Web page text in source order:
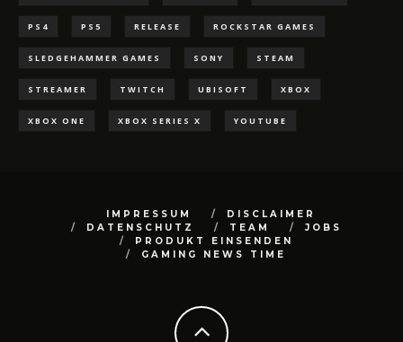
PS4 PS5 RELEASE ROCKSTAR GAMES
SLEDGEHAMMER GAMES SONY STEAM
STREAMER TWITCH UBISOFT XBOX
XBOX ONE XBOX SERIES X YOUTUBE
IMPRESSUM
DISCLAIMER
DATENSCHUTZ
TEAM
JOBS
PRODUKT EINSENDEN
GAMING NEWS TIME